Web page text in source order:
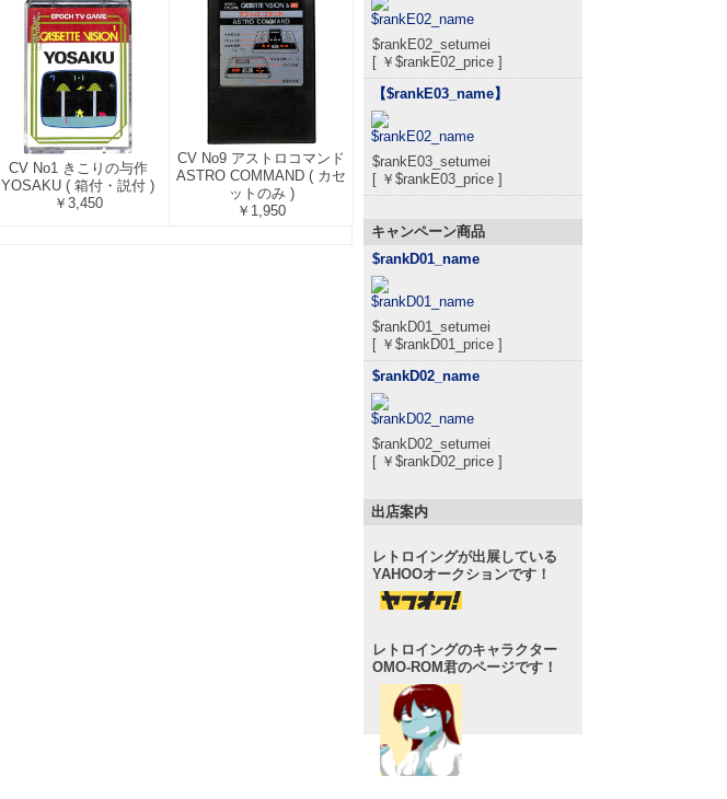
CV No1 きこりの与作
YOSAKU ( 箱付・説付 )
￥3,450
CV No9 アストロコマンド
ASTRO COMMAND ( カセ
ットのみ )
￥1,950
$rankE02_setumei
[ ￥$rankE02_price ]
【$rankE03_name】
$rankE03_setumei
[ ￥$rankE03_price ]
キャンペーン商品
$rankD01_name
$rankD01_setumei
[ ￥$rankD01_price ]
$rankD02_name
$rankD02_setumei
[ ￥$rankD02_price ]
出店案内
レトロイングが出展している
YAHOOオークションです！
レトロイングのキャラクター
OMO-ROM君のページです！